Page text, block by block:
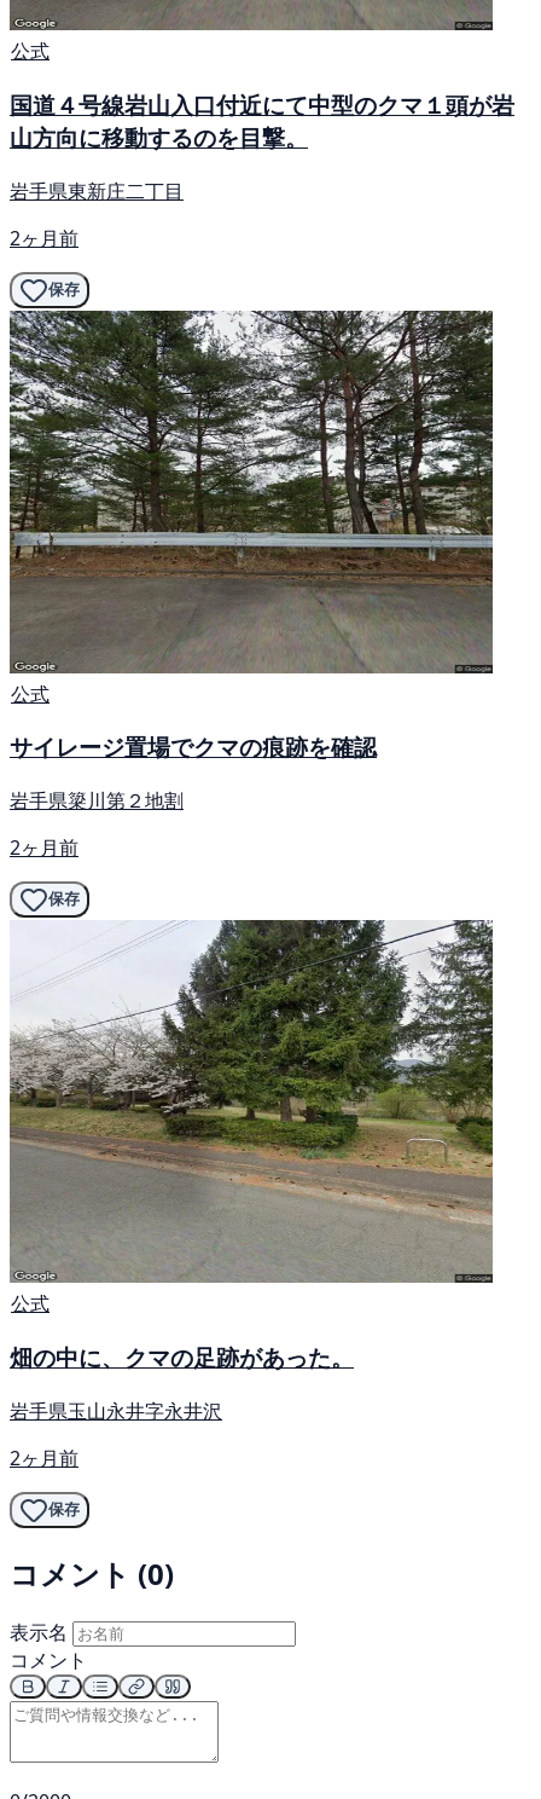
公式
国道４号線岩山入口付近にて中型のクマ１頭が岩
山方向に移動するのを目撃。
岩手県東新庄二丁目
2ヶ月前
保存
公式
サイレージ置場でクマの痕跡を確認
岩手県簗川第２地割
2ヶ月前
保存
公式
畑の中に、クマの足跡があった。
岩手県玉山永井字永井沢
2ヶ月前
保存
コメント (0)
表示名
コメント